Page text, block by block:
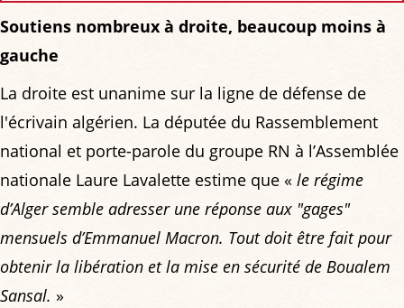
Soutiens nombreux à droite, beaucoup moins à
gauche
La droite est unanime sur la ligne de défense de
l'écrivain algérien. La députée du Rassemblement
national et porte-parole du groupe RN à l’Assemblée
nationale Laure Lavalette estime que « le régime
d’Alger semble adresser une réponse aux "gages"
mensuels d’Emmanuel Macron. Tout doit être fait pour
obtenir la libération et la mise en sécurité de Boualem
Sansal. »